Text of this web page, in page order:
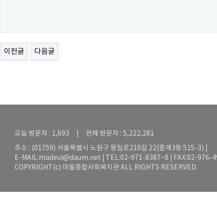
이전글 다음글
오늘 방문자 : 1,693 | 전체 방문자 : 5,222,281
주소 : (01759) 서울특별시 노원구 동일로210길 22(중계3동 515-3) |
E-MAIL:madeul@daum.net | TEL:02-971-8387~8 | FAX:02-976-
COPYRIGHT(c) 마들종합사회복지관 ALL RIGHTS RESERVED.